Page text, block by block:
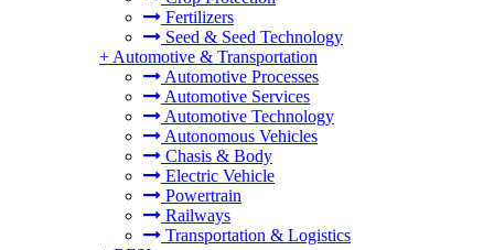
Fertilizers
Seed & Seed Technology
+ Automotive & Transportation
Automotive Processes
Automotive Services
Automotive Technology
Autonomous Vehicles
Chasis & Body
Electric Vehicle
Powertrain
Railways
Transportation & Logistics